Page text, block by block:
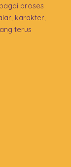
proses
karakter,
terus